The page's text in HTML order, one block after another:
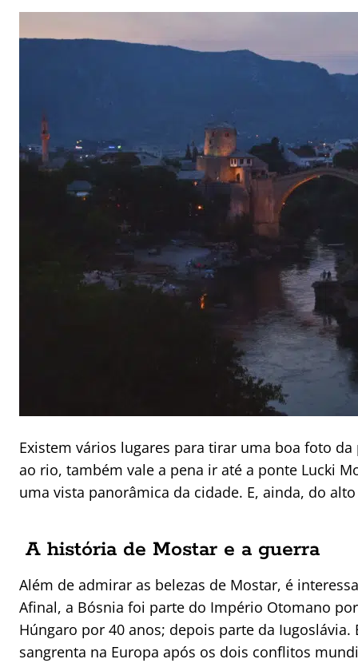
Existem vários lugares para tirar uma boa foto
ao rio, também vale a pena ir até a ponte Lucki
uma vista panorâmica da cidade. E, ainda, do
A história de Mostar e a guerra
Além de admirar as belezas de Mostar, é
Afinal, a Bósnia foi parte do Império Otomano
Húngaro por 40 anos; depois parte da
sangrenta na Europa após os dois conflitos